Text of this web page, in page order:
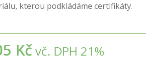
kterou podkládáme certifikáty.
Kč vč. DPH 21%